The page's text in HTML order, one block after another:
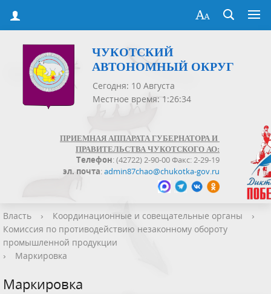
ЧУКОТСКИЙ
АВТОНОМНЫЙ ОКРУГ
Сегодня: 10 Августа
Местное время: 1:26:35
ПРИЕМНАЯ АППАРАТА ГУБЕРНАТОРА И
ПРАВИТЕЛЬСТВА ЧУКОТСКОГО АО:
Телефон: (42722) 2-90-00 Факс: 2-29-19
эл. почта:admin87chao@chukotka-gov.ru
Власть › Координационные и совещательные органы
›
Комиссия по противодействию незаконному обороту
промышленной продукции
›
Маркировка
Маркировка